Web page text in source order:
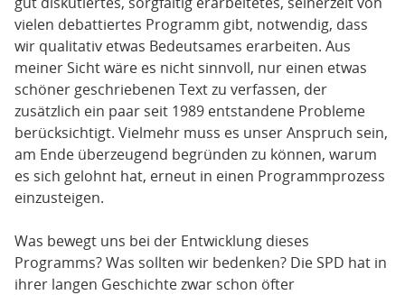
vielen debattiertes Programm gibt, notwendig, dass
wir qualitativ etwas Bedeutsames erarbeiten. Aus
meiner Sicht wäre es nicht sinnvoll, nur einen etwas
schöner geschriebenen Text zu verfassen, der
zusätzlich ein paar seit 1989 entstandene Probleme
berücksichtigt. Vielmehr muss es unser Anspruch sein,
am Ende überzeugend begründen zu können, warum
es sich gelohnt hat, erneut in einen Programmprozess
einzusteigen.
Was bewegt uns bei der Entwicklung dieses
Programms? Was sollten wir bedenken? Die SPD hat in
ihrer langen Geschichte zwar schon öfter